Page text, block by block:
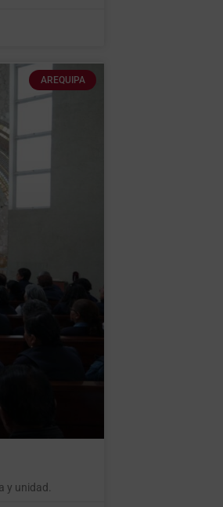
AREQUIPA
y unidad.